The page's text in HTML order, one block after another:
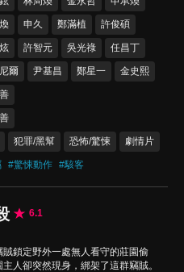
申久 鄭滿植 許俊碩
許智元 吳光祿 任昌丁
爾 尹基昌 鄭星一 金史熙
犯罪/黑幫 恐怖/驚悚 劇情片
#驚悚動作 #駭客
6.1
賊鎖定野外一處無人看守的莊園偷
人卻突然現身，綁架了這群竊賊。